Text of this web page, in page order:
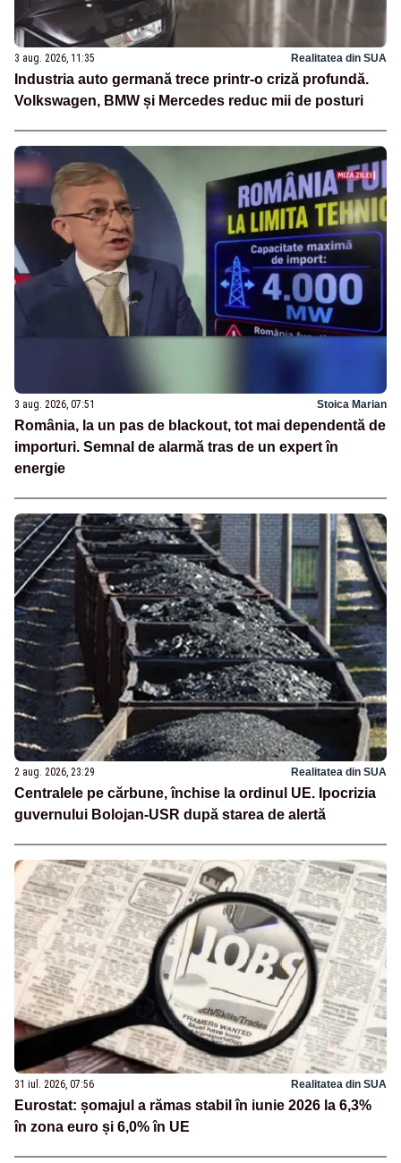
3 aug. 2026, 11:35 Realitatea din SUA
Industria auto germană trece printr-o criză profundă.
Volkswagen, BMW și Mercedes reduc mii de posturi
3 aug. 2026, 07:51 Stoica Marian
România, la un pas de blackout, tot mai dependentă de
importuri. Semnal de alarmă tras de un expert în
energie
2 aug. 2026, 23:29 Realitatea din SUA
Centralele pe cărbune, închise la ordinul UE. Ipocrizia
guvernului Bolojan-USR după starea de alertă
31 iul. 2026, 07:56 Realitatea din SUA
Eurostat: șomajul a rămas stabil în iunie 2026 la 6,3%
în zona euro și 6,0% în UE